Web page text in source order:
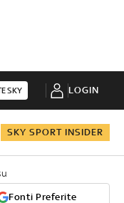
SKY LOGIN
SKY SPORT INSIDER
Fonti Preferite